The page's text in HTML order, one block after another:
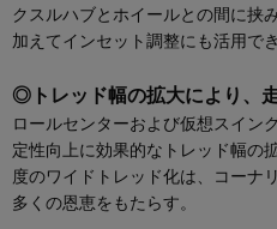
クスルハブとホイールとの間に挟
加えてインセット調整にも活用で
◎トレッド幅の拡大により、
ロールセンターおよび仮想スイン
定性向上に効果的なトレッド幅の
度のワイドトレッド化は、コーナ
多くの恩恵をもたらす。